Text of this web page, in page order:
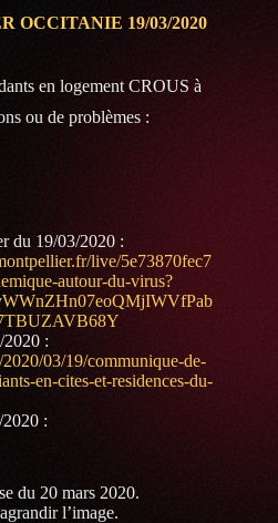
OCCITANIE 19/03/2020
en logement CROUS à
ou de problèmes :
du 19/03/2020 :
live/5e73870fec7
autour-du-virus?
:
03/19/communique-de-
en-cites-et-residences-du-
:
du 20 mars 2020.
l’image.